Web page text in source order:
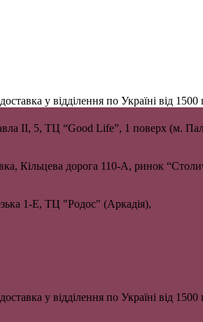
у відділення по Україні від 1500
II, 5, ТЦ “Good Life”, 1 поверх (м.
Кільцева дорога 110-А, ринок
1-Е, ТЦ "Родос" (Аркадія),
у відділення по Україні від 1500